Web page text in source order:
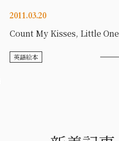
2011.03.20
Count My Kisses, Little One
英語絵本